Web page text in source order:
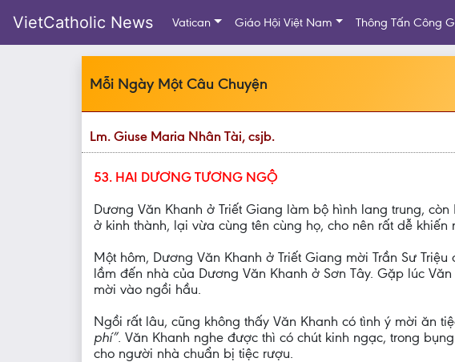
VietCatholic News Vatican Giáo Hội Việt Nam Thông Tấn Công
Mỗi Ngày Một Câu Chuyện
Lm. Giuse Maria Nhân Tài, csjb.
53. HAI DƯƠNG TƯƠNG NGỘ
Dương Văn Khanh ở Triết Giang làm bộ hình lang trung,
ở kinh thành, lại vừa cùng tên cùng họ, cho nên rất dễ
Một hôm, Dương Văn Khanh ở Triết Giang mời Trần Sư
lầm đến nhà của Dương Văn Khanh ở Sơn Tây. Gặp lúc
mời vào ngồi hầu.
Ngồi rất lâu, cũng không thấy Văn Khanh có tình ý mời ăn
phí”. Văn Khanh nghe được thì có chút kinh ngạc, trong
cho người nhà chuẩn bị tiệc rượu.